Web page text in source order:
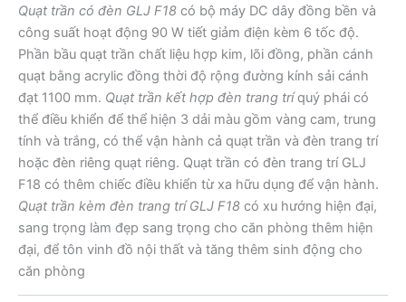
Quạt trần có đèn GLJ F18 có bộ máy DC dây đồng bền và
công suất hoạt động 90 W tiết giảm điện kèm 6 tốc độ.
Phần bầu quạt trần chất liệu hợp kim, lõi đồng, phần cánh
quạt bằng acrylic đồng thời độ rộng đường kính sải cánh
đạt 1100 mm. Quạt trần kết hợp đèn trang tríquý phái có
thể điều khiển để thể hiện 3 dải màu gồm vàng cam, trung
tính và trắng, có thể vận hành cả quạt trần và đèn trang trí
hoặc đèn riêng quạt riêng. Quạt trần có đèn trang trí GLJ
F18 có thêm chiếc điều khiển từ xa hữu dụng để vận hành.
Quạt trần kèm đèn trang trí GLJ F18 có xu hướng hiện đại,
sang trọng làm đẹp sang trọng cho căn phòng thêm hiện
đại, để tôn vinh đồ nội thất và tăng thêm sinh động cho
căn phòng